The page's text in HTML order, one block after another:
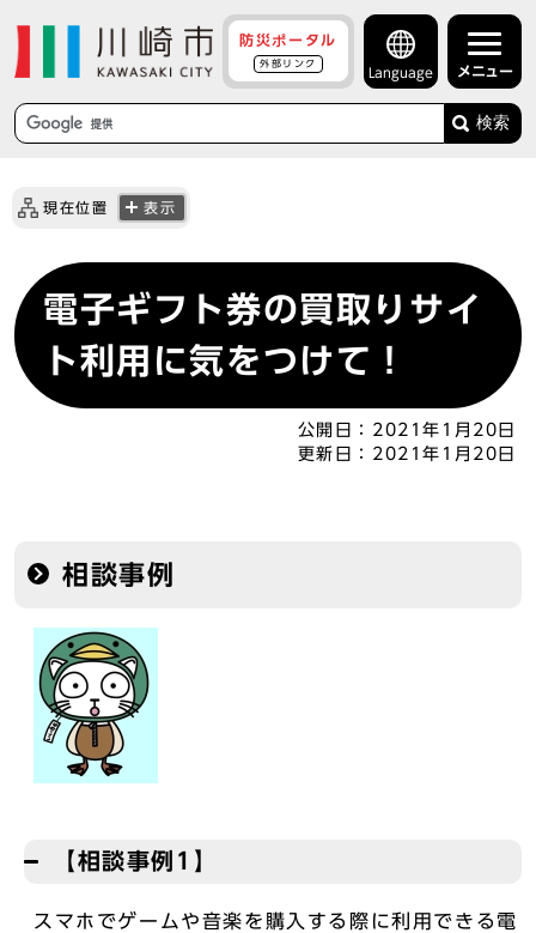
防災ポータル
外部リンク
Language メニュー
検索
現在位置 表示
電子ギフト券の買取りサイ
ト利用に気をつけて！
公開日： 2021年1月20日
更新日： 2021年1月20日
相談事例
【相談事例1】
スマホでゲームや音楽を購入する際に利用できる電